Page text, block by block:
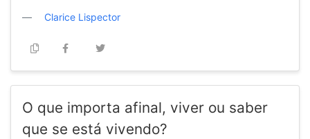
Clarice Lispector
O que importa afinal, viver ou saber
que se está vivendo?